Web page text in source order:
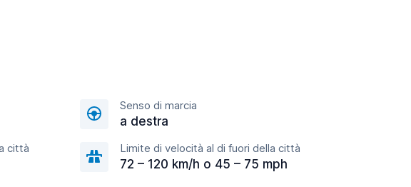
Senso di marcia
a destra
città Limite di velocità al di fuori della città
72 – 120 km/h o 45 – 75 mph